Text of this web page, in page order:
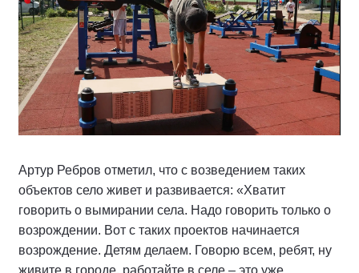
Артур Ребров отметил, что с возведением таких
объектов село живет и развивается: «Хватит
говорить о вымирании села. Надо говорить только о
возрождении. Вот с таких проектов начинается
возрождение. Детям делаем. Говорю всем, ребят, ну